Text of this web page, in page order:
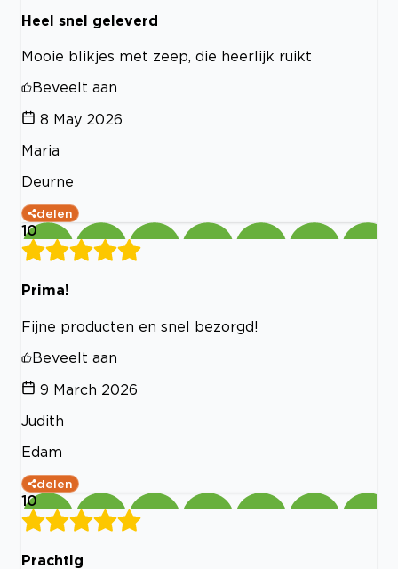
Heel snel geleverd
Mooie blikjes met zeep, die heerlijk ruikt
Beveelt aan
8 May 2026
Maria
Deurne
delen
10
Prima!
Fijne producten en snel bezorgd!
Beveelt aan
9 March 2026
Judith
Edam
delen
10
Prachtig